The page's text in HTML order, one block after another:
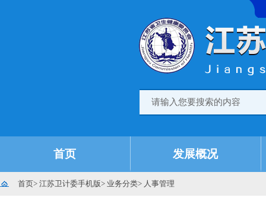
首页 发展概况
首页> 江苏卫计委手机版> 业务分类> 人事管理